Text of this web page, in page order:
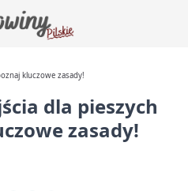
kluczowe zasady!
dla pieszych
zasady!